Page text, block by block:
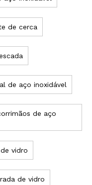
de cerca
de aço inoxidável
de aço
vidro
de vidro